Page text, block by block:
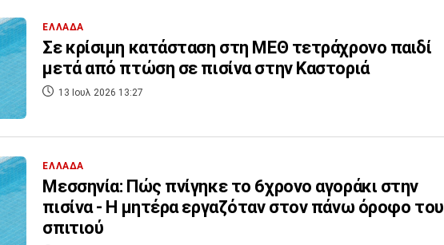
ΕΛΛΑΔΑ
Σε κρίσιμη κατάσταση στη ΜΕΘ τετράχρονο παιδί
μετά από πτώση σε πισίνα στην Καστοριά
13 Ιουλ 2026 13:27
ΕΛΛΑΔΑ
Μεσσηνία: Πώς πνίγηκε το 6χρονο αγοράκι στην
πισίνα - Η μητέρα εργαζόταν στον πάνω όροφο του
σπιτιού